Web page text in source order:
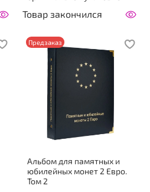
Товар закончился
Предзаказ
Альбом для памятных и
юбилейных монет 2 Евро.
Том 2